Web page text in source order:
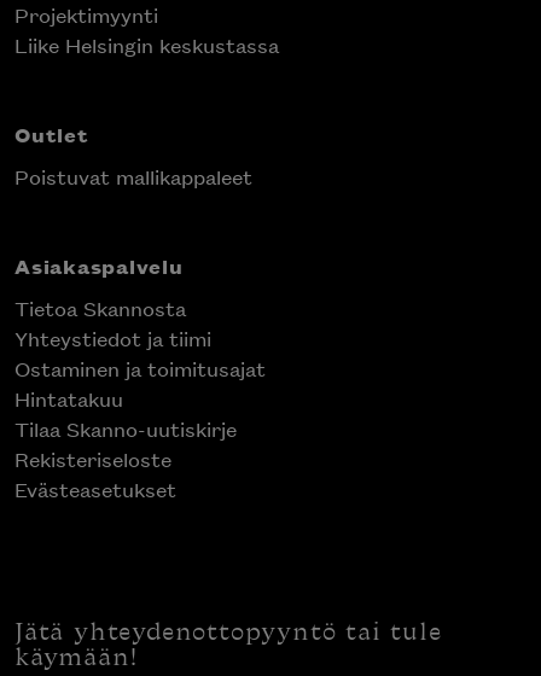
Projektimyynti
Liike Helsingin keskustassa
Outlet
Poistuvat mallikappaleet
Asiakaspalvelu
Tietoa Skannosta
Yhteystiedot ja tiimi
Ostaminen ja toimitusajat
Hintatakuu
Tilaa Skanno-uutiskirje
Rekisteriseloste
Evästeasetukset
Jätä yhteydenottopyyntö tai tule
käymään!